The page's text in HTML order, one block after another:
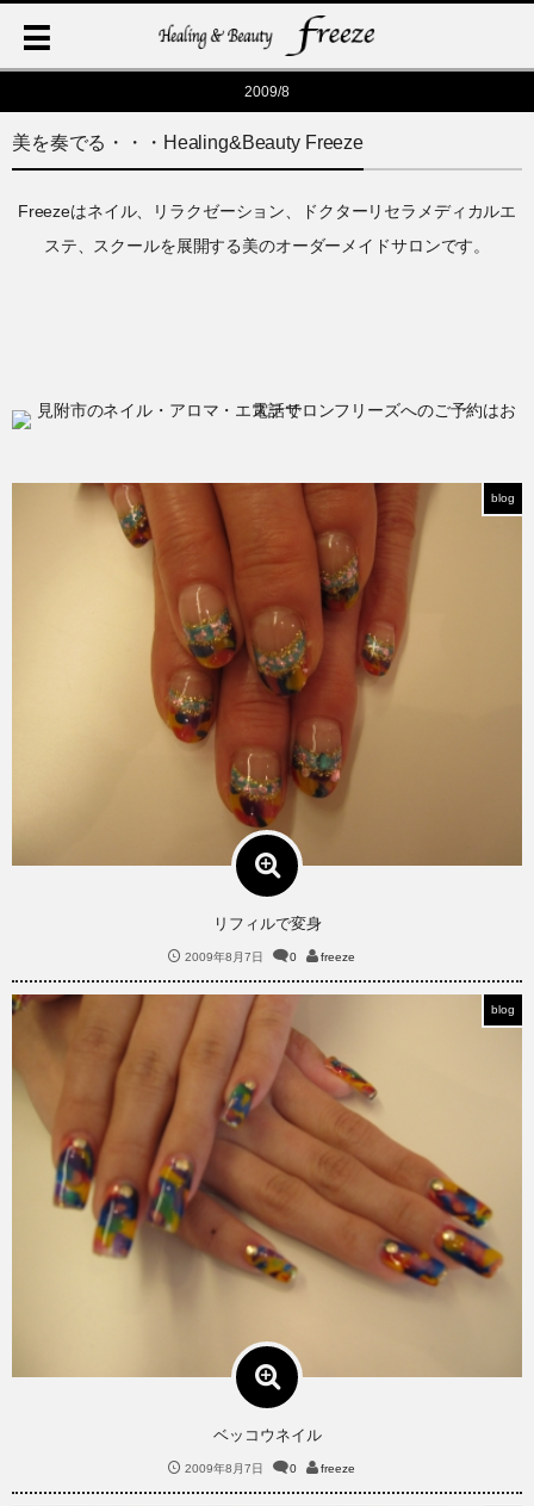
2009/8
美を奏でる・・・Healing&Beauty Freeze
Freezeはネイル、リラクゼーション、ドクターリセラメディカルエ
ステ、スクールを展開する美のオーダーメイドサロンです。
リフィルで変身
2009年8月7日
blog
0 freeze
ベッコウネイル
2009年8月7日
blog
0 freeze